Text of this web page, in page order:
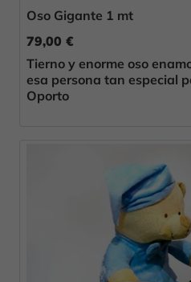
Oso Gigante 1 mt
79,00 €
Tierno y enorme oso
esa persona tan especial
Oporto